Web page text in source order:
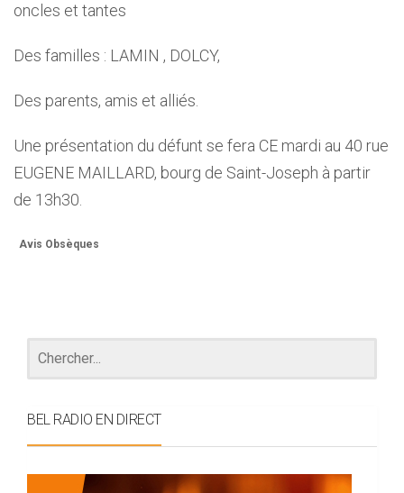
oncles et tantes
Des familles : LAMIN , DOLCY,
Des parents, amis et alliés.
Une présentation du défunt se fera CE mardi au 40 rue
EUGENE MAILLARD, bourg de Saint-Joseph à partir
de 13h30.
Avis Obsèques
BEL RADIO EN DIRECT